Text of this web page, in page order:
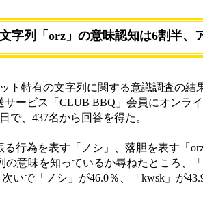
字列「orz」の意味認知は6割半、
ト特有の文字列に関する意識調査の結
サービス「CLUB BBQ」会員にオンラ
で、437名から回答を得た。
行為を表す「ノシ」、落胆を表す「
の意味を知っているか尋ねたところ、
いで「ノシ」が46.0％、「kwsk」が43.9